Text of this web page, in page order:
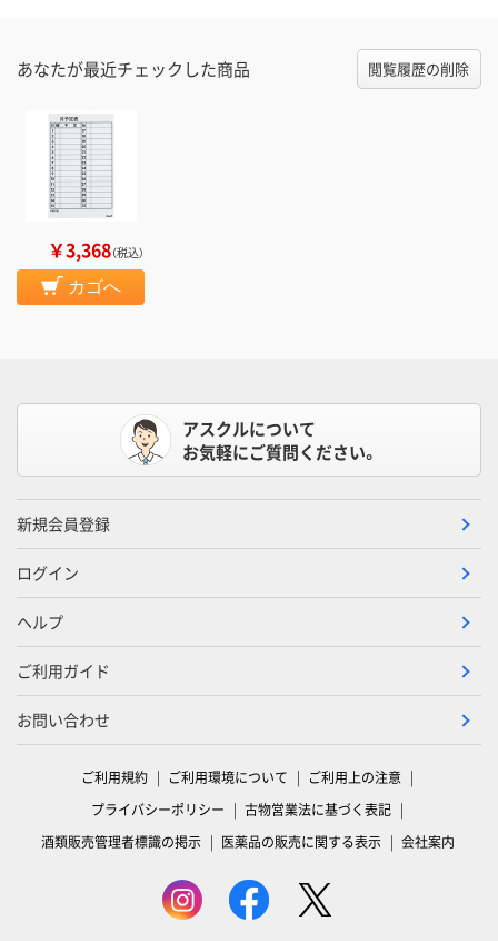
あなたが最近チェックした商品 閲覧履歴の削除
￥3,368（税込）
カゴへ
アスクルについて
お気軽にご質問ください。
新規会員登録
ログイン
ヘルプ
ご利用ガイド
お問い合わせ
ご利用規約 ご利用環境について
ご利用上の注意
プライバシーポリシー
古物営業法に基づく表記
酒類販売管理者標識の掲示
医薬品の販売に関する表示 会社案内